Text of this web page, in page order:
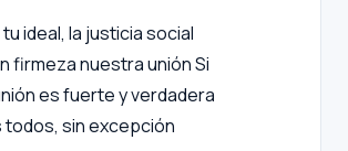
ideal, la justicia social
firmeza nuestra uniónSi
es fuerte y verdadera
todos, sin excepción